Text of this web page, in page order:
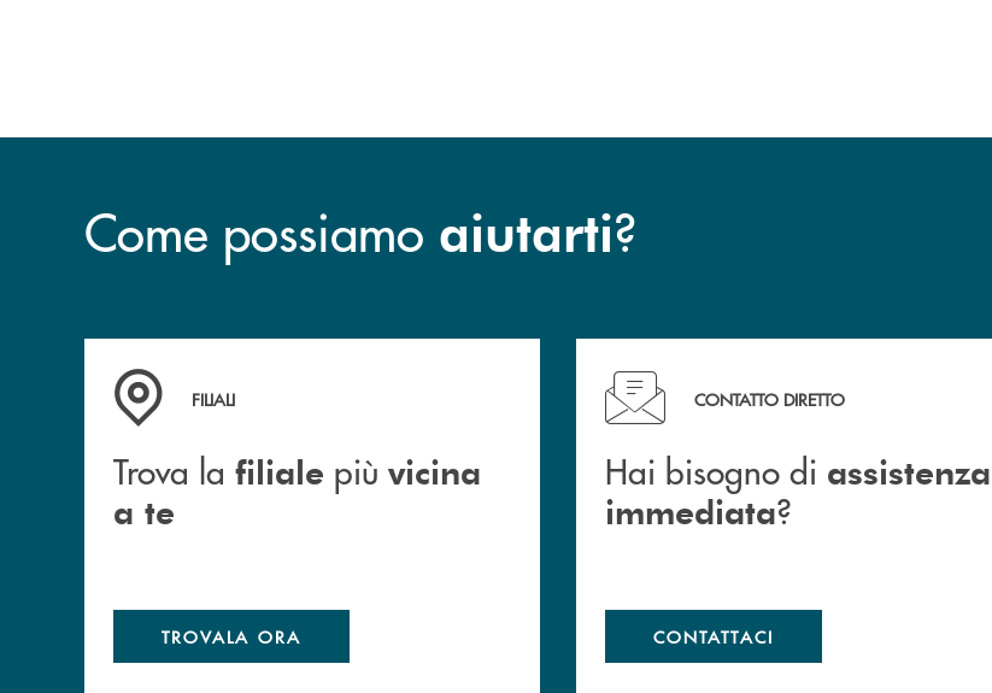
Come possiamo aiutarti?
Trova la filiale più vicina a te
FILIALI
Trova la filiale più vicina
a te
TROVALA ORA
Hai bisogno di assistenza immediata ?
CONTATTO DIRETTO
Hai bisogno di assistenza
immediata?
CONTATTACI